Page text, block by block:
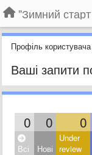
Профіль користувача
Ваші запити
0 0 0
Всі Нові
Under
review